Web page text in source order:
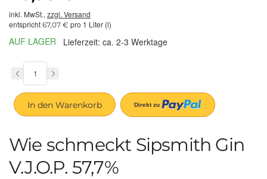
inkl. MwSt., zzgl. Versand
entspricht 67,07 € pro 1 Liter (l)
AUF LAGER Lieferzeit: ca. 2-3 Werktage
In den Warenkorb
Wie schmeckt Sipsmith Gin
V.J.O.P. 57,7%